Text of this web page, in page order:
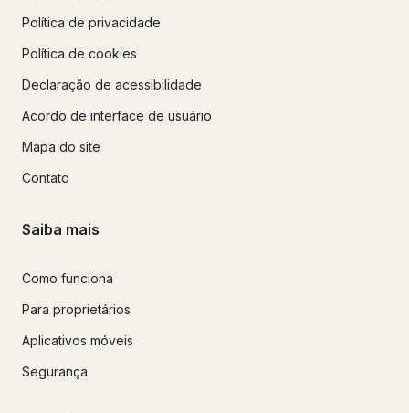
Política de privacidade
Política de cookies
Declaração de acessibilidade
Acordo de interface de usuário
Mapa do site
Contato
Saiba mais
Como funciona
Para proprietários
Aplicativos móveis
Segurança